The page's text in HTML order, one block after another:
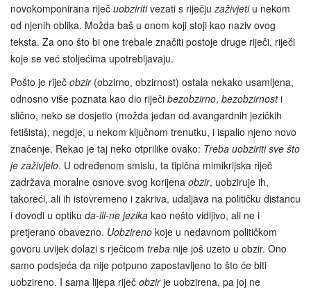
novokomponirana riječ uobziritivezati s riječjuzaživjetiu nekom
od njenih oblika. Možda baš u onom koji stoji kao naziv ovog
teksta. Za ono što bi one trebale značiti postoje druge riječi, riječi
koje se već stoljećima upotrebljavaju.
Pošto je riječ obzir(obzirno, obzirnost) ostala nekako usamljena,
odnosno više poznata kao dio riječi bezobzirno, bezobzirnosti
slično, neko se dosjetio (možda jedan od avangardnih jezičkih
fetišista), negdje, u nekom ključnom trenutku, i ispalio njeno novo
značenje. Rekao je taj neko otprilike ovako: Treba uobziriti sve što
je zaživjelo. U određenom smislu, ta tipična mimikrijska riječ
zadržava moralne osnove svog korijena obzir, uobziruje ih,
takoreći, ali ih istovremeno i zakriva, udaljava na političku distancu
i dovodi u optiku da-ili-ne jezika kao nešto vidljivo, ali ne i
pretjerano obavezno. Uobzireno koje u nedavnom političkom
govoru uvijek dolazi s rječicom treba nije još uzeto u obzir. Ono
samo podsjeća da nije potpuno zapostavljeno to što će biti
uobzireno. I sama lijepa riječ obzirje uobzirena, pa joj ne